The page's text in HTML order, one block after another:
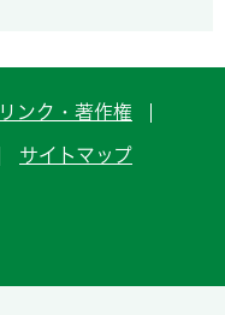
リンク・著作権
サイトマップ